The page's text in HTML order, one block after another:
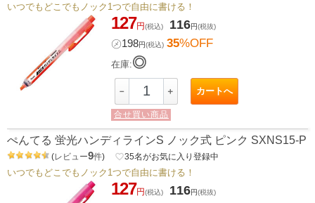
いつでもどこでもノック1つで自由に書ける！
127円(税込) 116円(税抜)
㋱198円(税込) 35%OFF
在庫:◎
－ ＋ カートへ
合せ買い商品
ぺんてる 蛍光ハンディラインS ノック式 ピンク SXNS15-P
(レビュー9件) favorite_border35名がお気に入り登録中
いつでもどこでもノック1つで自由に書ける！
127円(税込) 116円(税抜)